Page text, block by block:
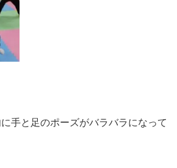
手と足のポーズがバラバラになって